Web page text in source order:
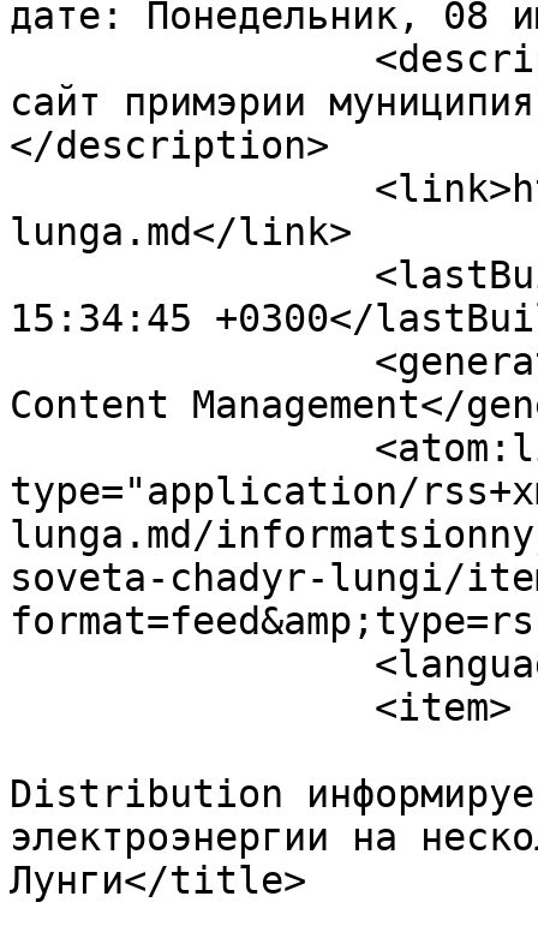
дате: Понедельник, 08
сайт примэрии
</description>
lunga.md</link>
15:34:45 +0300</
Content Management</
type="application/
lunga.md/
soveta-chadyr-lungi/
Distribution
электроэнергии на
Лунги</title>